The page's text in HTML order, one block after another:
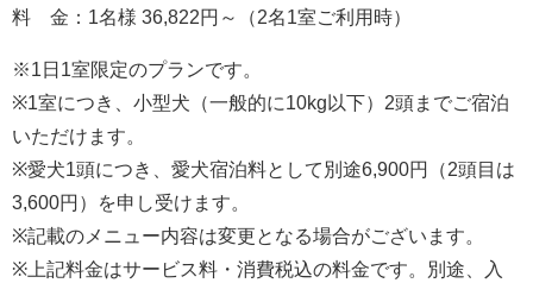
料 金：1名様 36,822円～（2名1室ご利用時）
※1日1室限定のプランです。
※1室につき、小型犬（一般的に10kg以下）2頭までご宿泊
いただけます。
※愛犬1頭につき、愛犬宿泊料として別途6,900円（2頭目は
3,600円）を申し受けます。
※記載のメニュー内容は変更となる場合がございます。
※上記料金はサービス料・消費税込の料金です。別途、入